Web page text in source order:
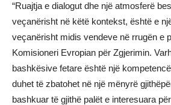
“Ruajtja e dialogut dhe një atmosferë
veçanërisht në këtë kontekst, është e
veçanërisht midis vendeve në rrugën e
Komisioneri Evropian për Zgjerimin.
bashkësive fetare është një
duhet të zbatohet në një mënyrë
bashkuar të gjithë palët e interesuara